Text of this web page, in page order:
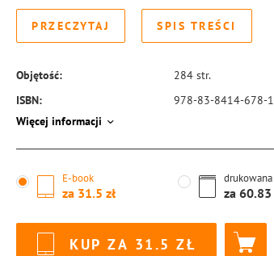
PRZECZYTAJ SPIS TREŚCI
Objętość: 284 str.
ISBN:
978-83-8414-678-1
Więcej informacji
E-book
za 31.5
drukowana
za 60.83
KUP ZA 31.5